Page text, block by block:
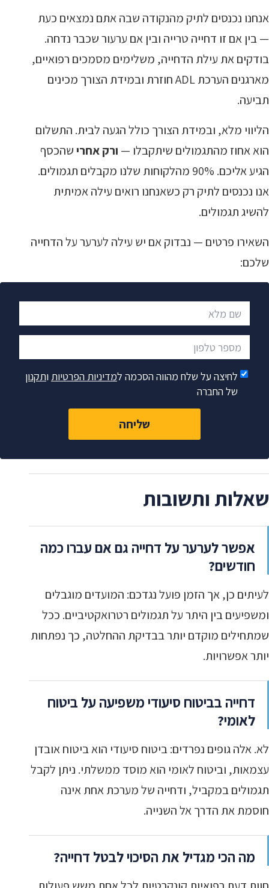
אנחנו נכנסים לתיק מהנקודה שבה אתם נמצאים כעת
— בין אם זו דחייה טרייה ובין אם ערעור שכבר נדחה.
בודקים את עילת הדחייה, משלימים מסמכים רפואיים,
מארגנים הערכת ADL חוזרת ובמידת הצורך מכינים
תביעה.
הליווי מלא, ובמידת הצורך כולל הגעה לבית. התשלום
הוא אחוז מהתגמולים שיתקבלו — ורק אחרישהכסף
הגיע אליכם. 90% מהלקוחות שלנו מקבלים תגמולים.
אנו נכנסים לתיק רק כשאנחנו רואים עילה אמיתית
להשיג תגמולים.
השאירו פרטים — נבדוק אם יש עילה לערער על הדחייה
שלכם:
שם מלא
מספר טלפון
לחיצה על שלח מהווה הסכמה למדיניות הפרטיות ותקנון
של החברה
שליחה
שאלות ותשובות
אפשר לערער על דחייה גם אם עברו כמה
חודשים?
לעיתים כן, אך הזמן פועל נגדכם: המועדים מוגבלים
ומשפיעים בין היתר על תגמולים רטרואקטיביים. ככל
שמתחילים מוקדם יותר בבדיקת ההחלטה, כך נפתחות
יותר אפשרויות.
דחייה בביטוח סיעודי משפיעה על ביטוח
לאומי?
לא. אלה גופים נפרדים: ביטוח סיעודי הוא ביטוח אובדן
עצמאות, וביטוח לאומי הוא מוסד ממשלתי. ניתן לקבל
תגמולים במקביל, ודחייה של מערכת אחת אינה
חוסמת את הדרך אל השנייה.
מה הכי מגדיל את הסיכוי לבטל דחייה?